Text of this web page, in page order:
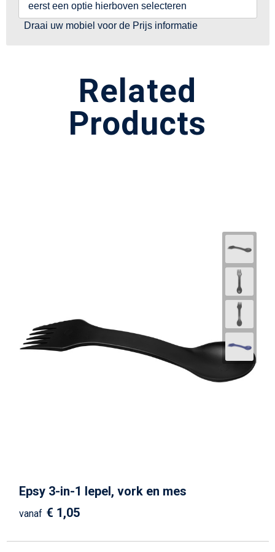
eerst een optie hierboven selecteren
Draai uw mobiel voor de Prijs informatie
Related
Products
Epsy 3-in-1 lepel, vork en mes
vanaf € 1,05